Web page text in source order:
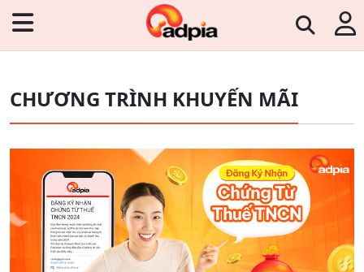
CHƯƠNG TRÌNH KHUYẾN MÃI